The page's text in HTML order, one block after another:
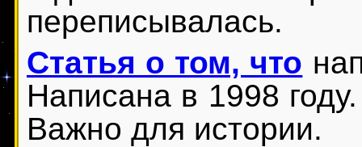
переписывалась.
Статья о том, что
Написана в 1998
Важно для истории.